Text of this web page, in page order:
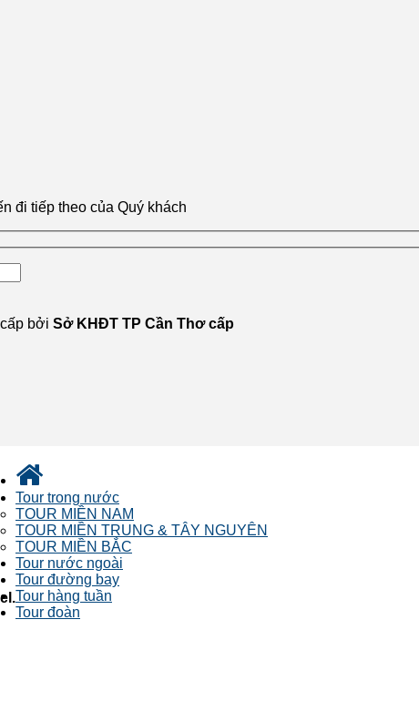
đi tiếp theo của Quý khách
bởi Sở KHĐT TP Cần Thơ cấp
Tour trong nước
TOUR MIỀN NAM
TOUR MIỀN TRUNG & TÂY NGUYÊN
TOUR MIỀN BẮC
Tour nước ngoài
Tour đường bay
Tour hàng tuần
Tour đoàn